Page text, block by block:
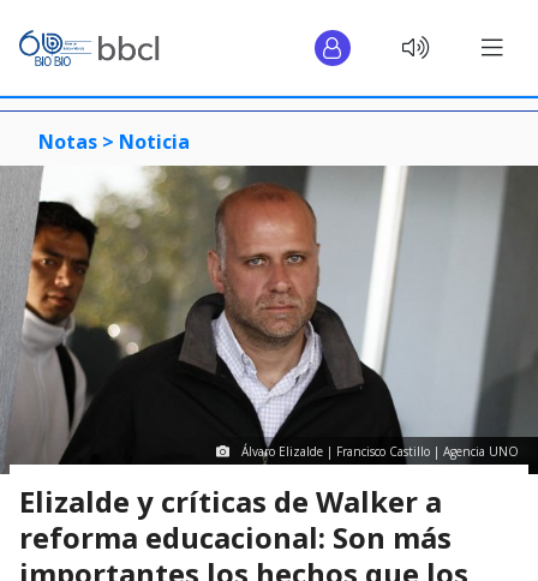
Notas > Noticia
Álvaro Elizalde | Francisco Castillo | Agencia UNO
Elizalde y críticas de Walker a
reforma educacional: Son más
importantes los hechos que los